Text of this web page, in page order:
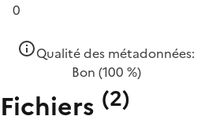
0
Qualité des métadonnées:
Bon (100 %)
Fichiers (2)